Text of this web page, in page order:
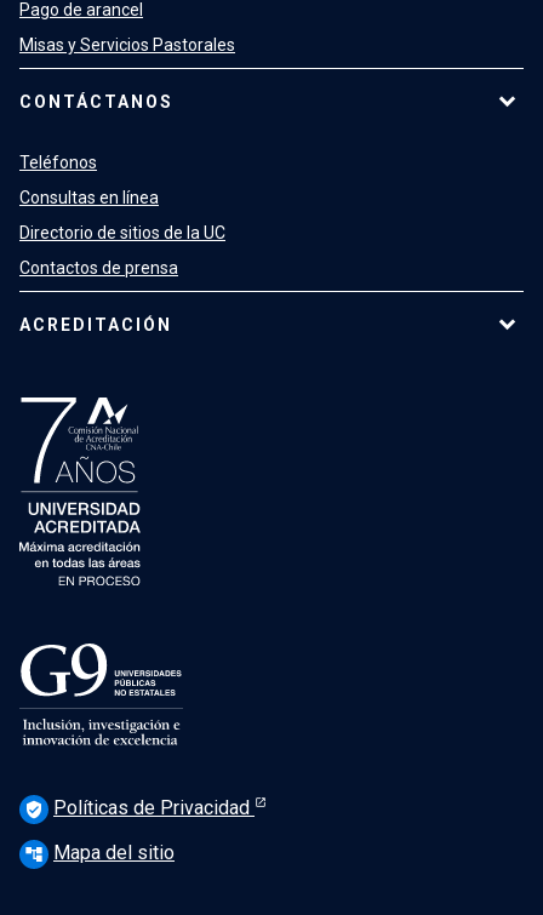
Pago de arancel
Misas y Servicios Pastorales
CONTÁCTANOS
Teléfonos
Consultas en línea
Directorio de sitios de la UC
Contactos de prensa
ACREDITACIÓN
verified_user Políticas de Privacidad
account_tree Mapa del sitio